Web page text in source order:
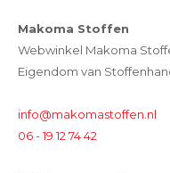
Makoma Stoffen
Webwinkel Makoma
Eigendom van
info@makomastoffen.nl
06 - 19 12 74 42